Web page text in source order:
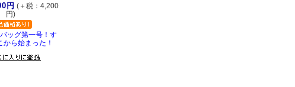
円 (＋税：4,200
円)
ッグ第一号！す
から始まった！